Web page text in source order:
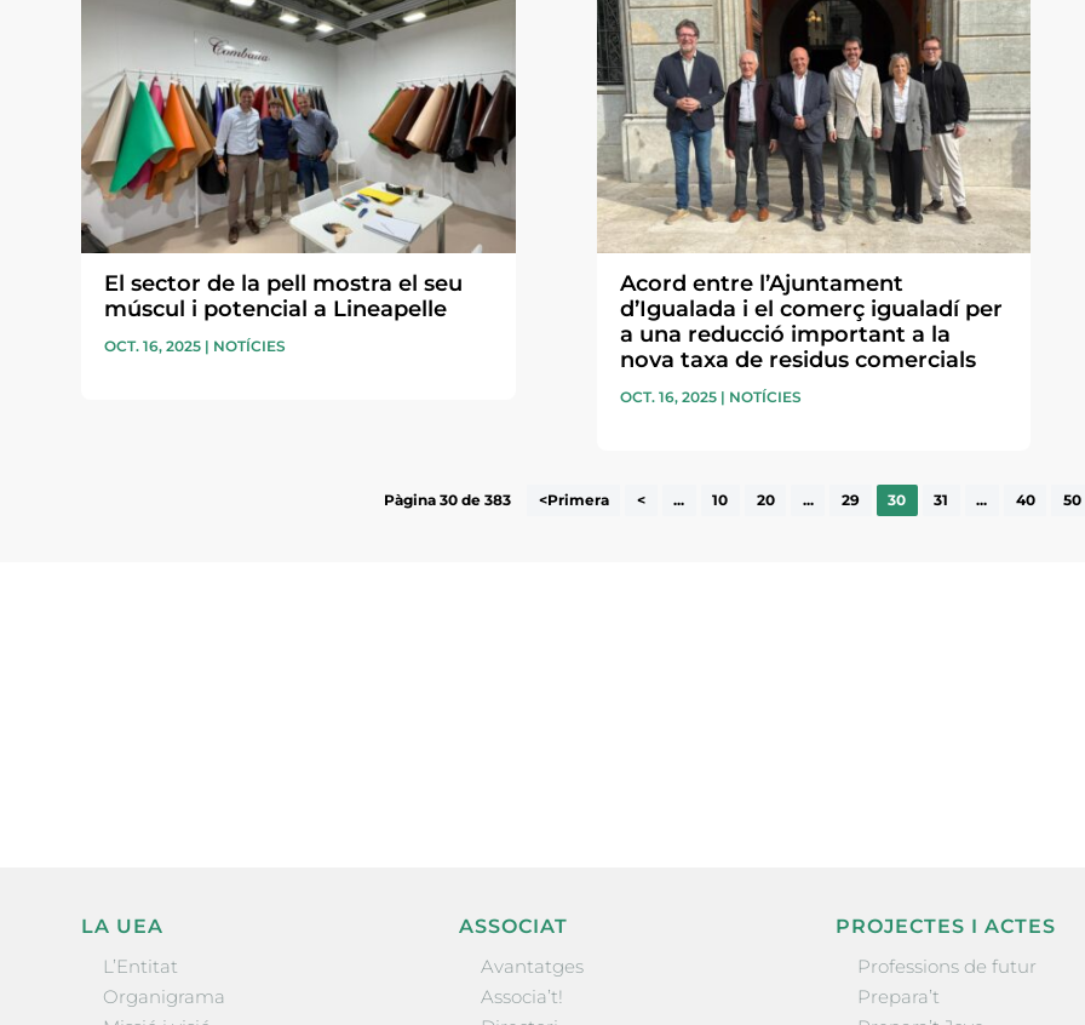
El sector de la pell mostra el seu
múscul i potencial a Lineapelle
OCT. 16, 2025 | NOTÍCIES
Acord entre l’Ajuntament
d’Igualada i el comerç igualadí per
a una reducció important a la
nova taxa de residus comercials
OCT. 16, 2025| NOTÍCIES
Pàgina 30 de 383 <Primera < ... 10 20 ... 29 30 31 ... 40 50
LA UEA
L’Entitat
Organigrama
ASSOCIAT
Avantatges
Associa’t!
PROJECTES I ACTES
Professions de futur
Prepara’t